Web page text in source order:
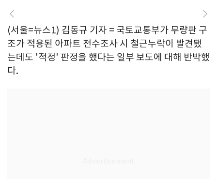
(서울=뉴스1) 김동규 기자 = 국토교통부가 무량판 구
조가 적용된 아파트 전수조사 시 철근누락이 발견됐
는데도 '적정' 판정을 했다는 일부 보도에 대해 반박했
다.